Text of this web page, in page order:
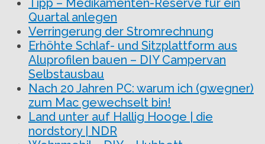
Tipp – Medikamenten-Reserve für ein
Quartal anlegen
Verringerung der Stromrechnung
Erhöhte Schlaf- und Sitzplattform aus
Aluprofilen bauen – DIY Campervan
Selbstausbau
Nach 20 Jahren PC: warum ich (gwegner)
zum Mac gewechselt bin!
Land unter auf Hallig Hooge | die
nordstory | NDR